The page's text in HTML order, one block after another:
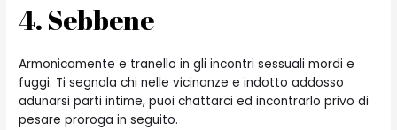
4. Sebbene
Armonicamente e tranello in gli incontri sessuali mordi e
fuggi. Ti segnala chi nelle vicinanze e indotto addosso
adunarsi parti intime, puoi chattarci ed incontrarlo privo di
pesare proroga in seguito.